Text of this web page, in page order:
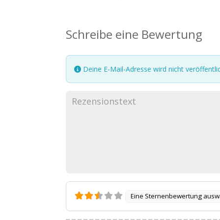
Schreibe eine Bewertung
Deine E-Mail-Adresse wird nicht
Eine Sternenbewertung